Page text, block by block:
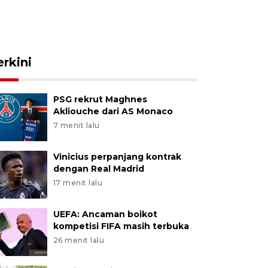
PSG rekrut Maghnes
Akliouche dari AS Monaco
7 menit lalu
Vinicius perpanjang kontrak
dengan Real Madrid
17 menit lalu
UEFA: Ancaman boikot
kompetisi FIFA masih terbuka
26 menit lalu